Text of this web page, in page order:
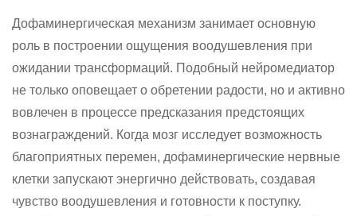
Дофаминергическая механизм занимает основную
роль в построении ощущения воодушевления при
ожидании трансформаций. Подобный нейромедиатор
не только оповещает о обретении радости, но и активно
вовлечен в процессе предсказания предстоящих
вознаграждений. Когда мозг исследует возможность
благоприятных перемен, дофаминергические нервные
клетки запускают энергично действовать, создавая
чувство воодушевления и готовности к поступку.